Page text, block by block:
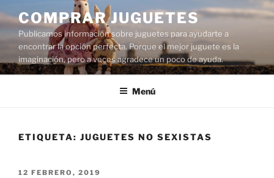
al
contenido
COMPRAR JUGUETES
Publicamos información sobre juguetes para ayudarte a
encontrar la opción perfecta. Porque el mejor juguete es la
imaginación, pero a veces agradece un poco de ayuda.
Menú
ETIQUETA: JUGUETES NO SEXISTAS
PUBLICADO
12 FEBRERO, 2019